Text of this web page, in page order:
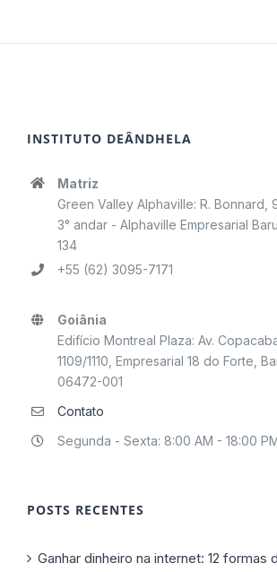
INSTITUTO DEÂNDHELA
Matriz
Green Valley Alphaville: R. Bonnard,
3° andar - Alphaville Empresarial
134
+55 (62) 3095-7171
Goiânia
Edifício Montreal Plaza: Av.
1109/1110, Empresarial 18 do Forte,
06472-001
Contato
Segunda - Sexta: 8:00 AM - 18:00
POSTS RECENTES
Ganhar dinheiro na internet: 12 formas